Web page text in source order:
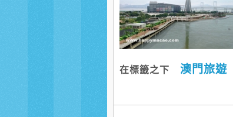
在標籤之下 澳門旅遊